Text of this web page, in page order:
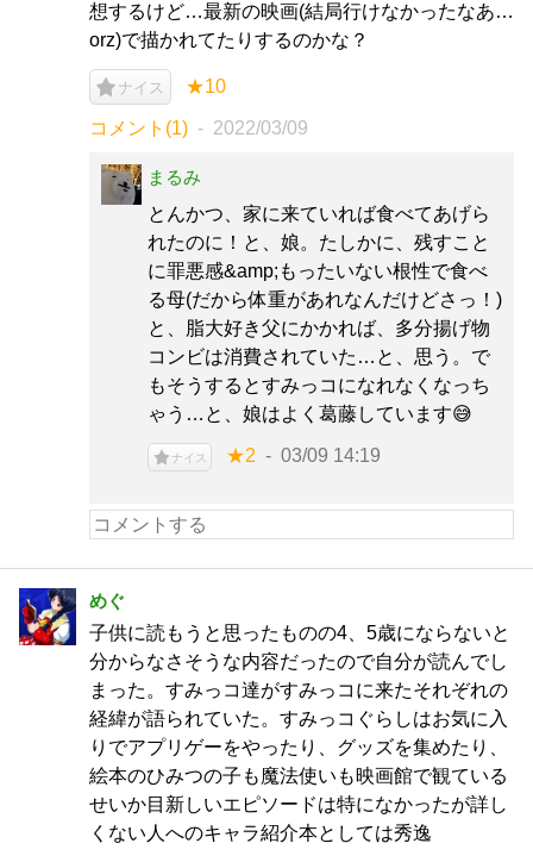
想するけど…最新の映画(結局行けなかったなあ…
orz)で描かれてたりするのかな？
ナイス ★10
コメント(1) 2022/03/09
まるみ
とんかつ、家に来ていれば食べてあげら
れたのに！と、娘。たしかに、残すこと
に罪悪感&amp;もったいない根性で食べ
る母(だから体重があれなんだけどさっ！)
と、脂大好き父にかかれば、多分揚げ物
コンビは消費されていた…と、思う。で
もそうするとすみっコになれなくなっち
ゃう…と、娘はよく葛藤しています😅
ナイス ★2 03/09 14:19
めぐ
子供に読もうと思ったものの4、5歳にならないと
分からなさそうな内容だったので自分が読んでし
まった。すみっコ達がすみっコに来たそれぞれの
経緯が語られていた。すみっコぐらしはお気に入
りでアプリゲーをやったり、グッズを集めたり、
絵本のひみつの子も魔法使いも映画館で観ている
せいか目新しいエピソードは特になかったが詳し
くない人へのキャラ紹介本としては秀逸